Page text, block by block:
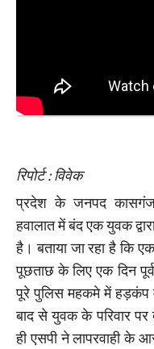
रिपोर्ट : विवेक
प्रदेश के जनपद
हवालात में बंद एक युवक
है। बताया जा रहा है कि
पूछताछ के लिए एक दिन
पूरे पुलिस महकमे में हड़कंप
बाद से युवक के परिवार
ही एसपी ने लापरवाही के